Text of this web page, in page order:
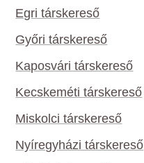
Egri társkereső
Győri társkereső
Kaposvári társkereső
Kecskeméti társkereső
Miskolci társkereső
Nyíregyházi társkereső